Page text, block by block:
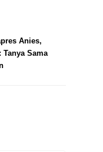
Anies,
Tanya Sama